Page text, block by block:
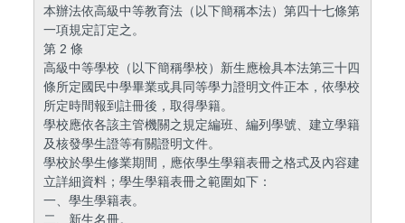
本辦法依高級中等教育法（以下簡稱本法）第四十七條第
一項規定訂定之。
第 2 條
高級中等學校（以下簡稱學校）新生應檢具本法第三十四
條所定國民中學畢業或具同等學力證明文件正本，依學校
所定時間報到註冊後，取得學籍。
學校應依各該主管機關之規定編班、編列學號、建立學籍
及核發學生證等有關證明文件。
學校於學生修業期間，應依學生學籍表冊之格式及內容建
立詳細資料；學生學籍表冊之範圍如下：
一、學生學籍表。
二、新生名冊。